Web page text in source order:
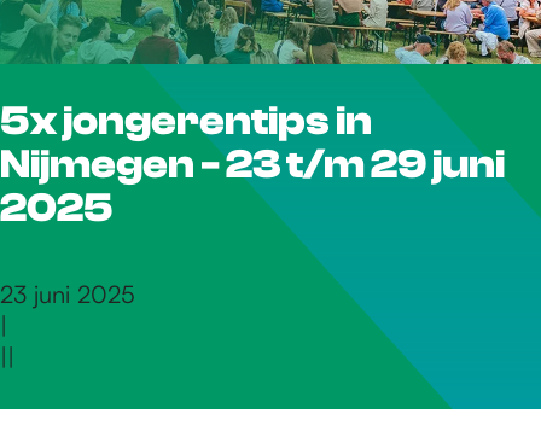
r
d
e
o
5x jongerentips in
Nijmegen - 23 t/m 29 juni
2025
23 juni 2025
|
||